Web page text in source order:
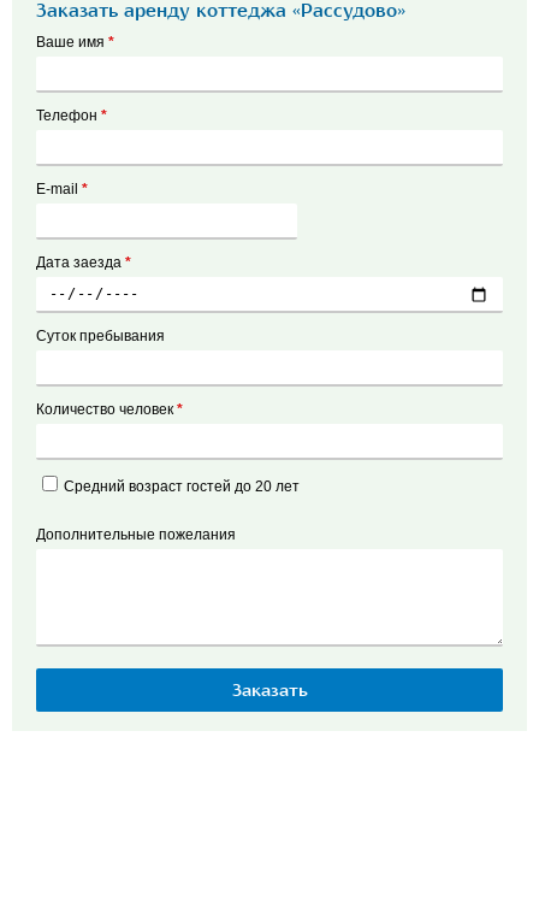
Заказать аренду коттеджа «Рассудово»
Ваше имя *
Телефон *
E-mail *
Дата заезда *
Суток пребывания
Количество человек *
Средний возраст гостей до 20 лет
Дополнительные пожелания